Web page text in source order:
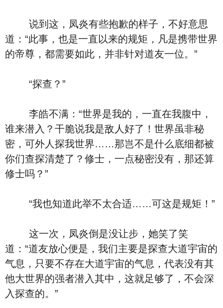
说到这，凤炎有些抱歉的样子，不好意思
道：“此事，也是一直以来的规矩，凡是携带世界
的帝尊，都需要如此，并非针对道友一位。”
“探查？”
李皓不满：“世界是我的，一直在我腹中，
谁来潜入？干脆说我是敌人好了！世界虽非秘
密，可外人探我世界……那岂不是什么底细都被
你们查探清楚了？修士，一点秘密没有，那还算
修士吗？”
“我也知道此举不太合适……可这是规矩！”
这一次，凤炎倒是没让步，她笑了笑
道：“道友放心便是，我们主要是探查大道宇宙的
气息，只要不存在大道宇宙的气息，代表没有其
他大世界的强者潜入其中，这就足够了，不会深
入探查的。”